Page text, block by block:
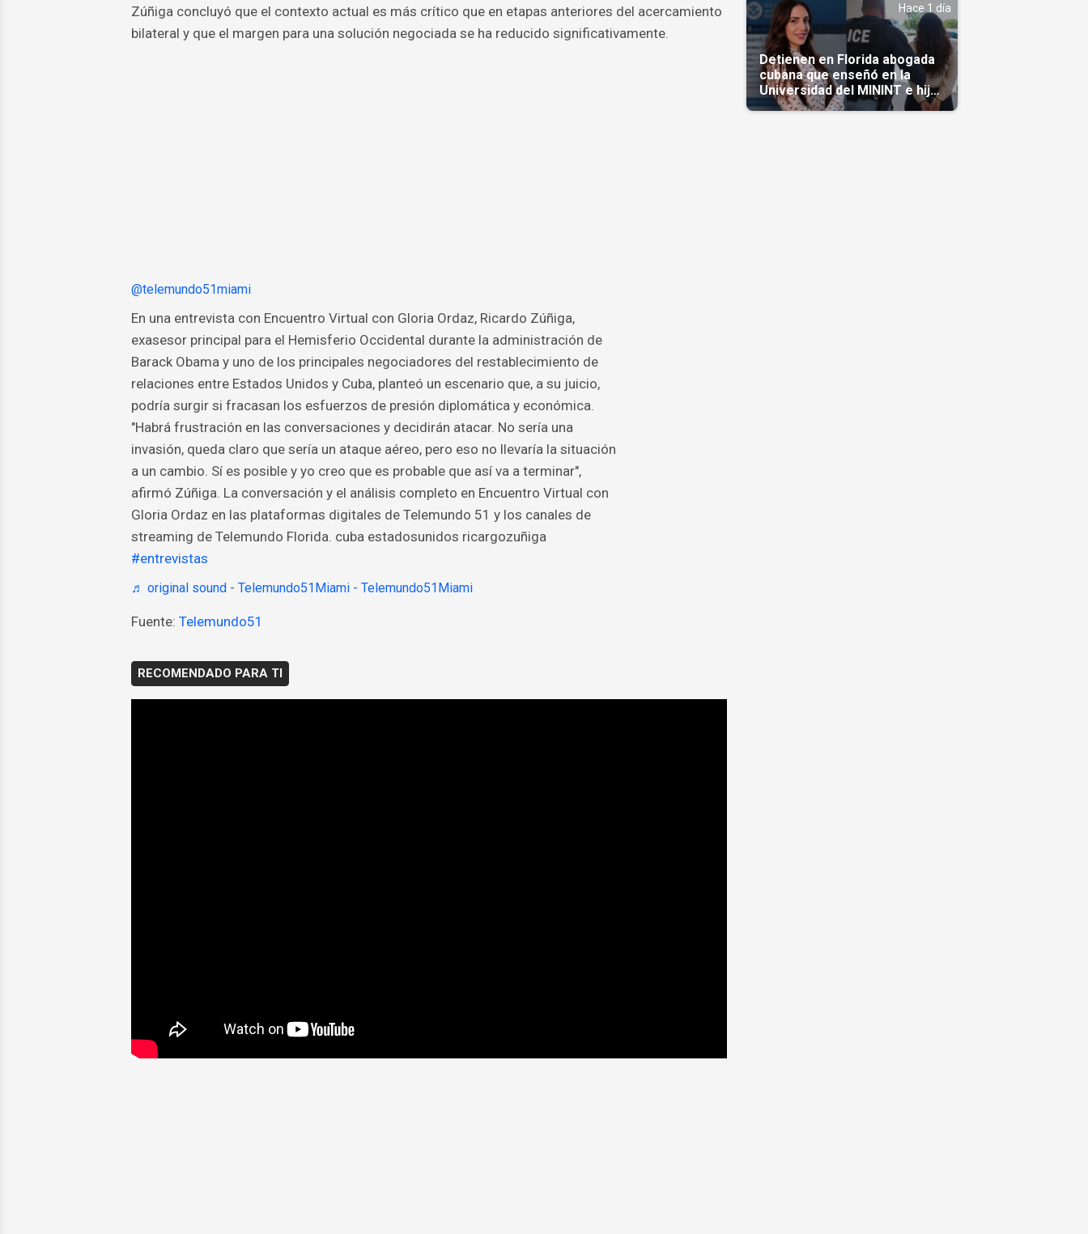
Zúñiga concluyó que el contexto actual es más crítico que en etapas anteriores del acercamiento
bilateral y que el margen para una solución negociada se ha reducido significativamente.
@telemundo51miami
En una entrevista con Encuentro Virtual con Gloria Ordaz, Ricardo Zúñiga,
exasesor principal para el Hemisferio Occidental durante la administración de
Barack Obama y uno de los principales negociadores del restablecimiento de
relaciones entre Estados Unidos y Cuba, planteó un escenario que, a su juicio,
podría surgir si fracasan los esfuerzos de presión diplomática y económica.
"Habrá frustración en las conversaciones y decidirán atacar. No sería una
invasión, queda claro que sería un ataque aéreo, pero eso no llevaría la situación
a un cambio. Sí es posible y yo creo que es probable que así va a terminar",
afirmó Zúñiga. La conversación y el análisis completo en Encuentro Virtual con
Gloria Ordaz en las plataformas digitales de Telemundo 51 y los canales de
streaming de Telemundo Florida. cuba estadosunidos ricargozuñiga
#entrevistas
♬ original sound - Telemundo51Miami - Telemundo51Miami
Fuente: Telemundo51
RECOMENDADO PARA TI
Hace 1 día
Detienen en Florida abogada
cubana que enseñó en la
Universidad del MININT e hija
de diplomático cubano